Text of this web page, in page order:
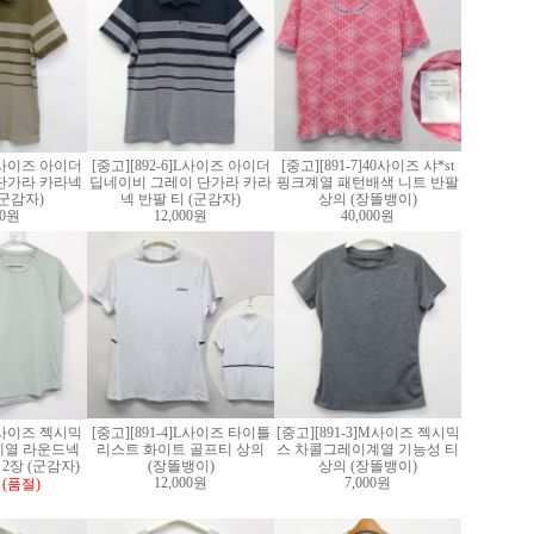
이즈 아이더
가라 카라넥
감자)
원
[중고][892-6]L사이즈 아이더
딥네이비 그레이 단가라 카라
넥 반팔 티 (군감자)
12,000원
[중고][891-7]40사이즈 샤*st
핑크계열 패턴배색 니트 반팔
상의 (장똘뱅이)
40,000원
이즈 젝시믹
라운드넥
장 (군감자)
(품절)
[중고][891-4]L사이즈 타이틀
리스트 화이트 골프티 상의
(장똘뱅이)
12,000원
[중고][891-3]M사이즈 젝시믹
스 차콜그레이계열 기능성 티
상의 (장똘뱅이)
7,000원